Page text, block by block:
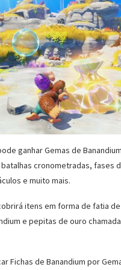
ganhar Gemas de
cronometradas, fases
e muito mais.
itens em forma de fatia de
e pepitas de ouro
Fichas de Banandium por